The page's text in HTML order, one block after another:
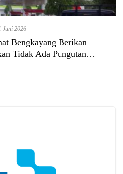
Juni 2026
Bengkayang Berikan
Tidak Ada Pungutan